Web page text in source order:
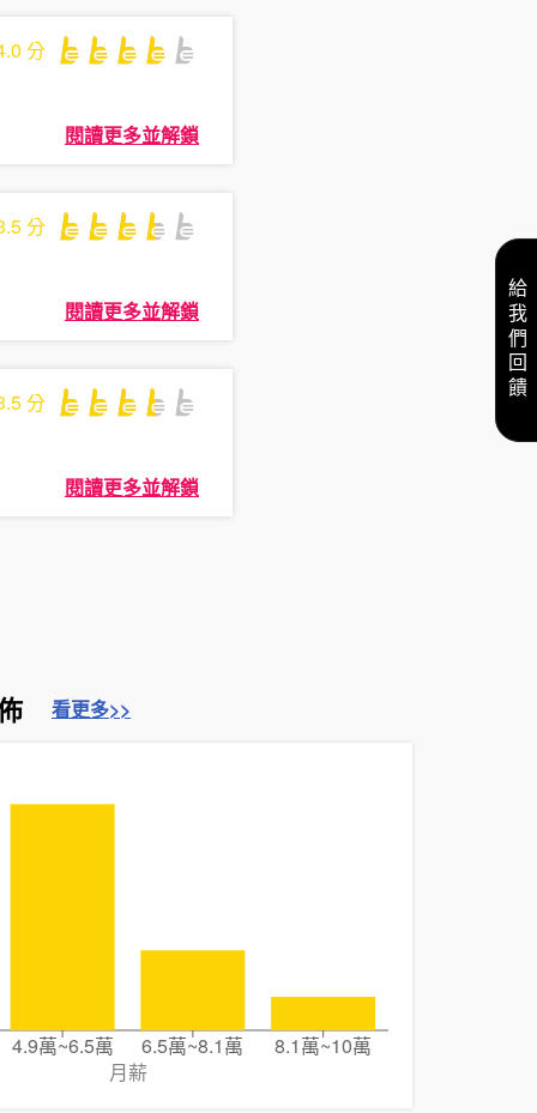
分
閱讀更多並解鎖
分
閱讀更多並解鎖
分
閱讀更多並解鎖
看更多>>
4.9萬~6.5萬 6.5萬~8.1萬
8.1萬~10萬
月薪
給我們回饋